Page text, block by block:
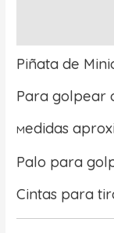
Piñata de
Para golpear
Medidas
Palo para
Cintas para